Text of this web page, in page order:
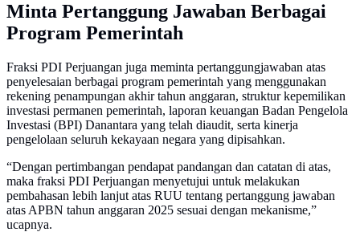
Minta Pertanggung Jawaban Berbagai
Program Pemerintah
Fraksi PDI Perjuangan juga meminta pertanggungjawaban atas
penyelesaian berbagai program pemerintah yang menggunakan
rekening penampungan akhir tahun anggaran, struktur kepemilikan
investasi permanen pemerintah, laporan keuangan Badan Pengelola
Investasi (BPI) Danantara yang telah diaudit, serta kinerja
pengelolaan seluruh kekayaan negara yang dipisahkan.
“Dengan pertimbangan pendapat pandangan dan catatan di atas,
maka fraksi PDI Perjuangan menyetujui untuk melakukan
pembahasan lebih lanjut atas RUU tentang pertanggung jawaban
atas APBN tahun anggaran 2025 sesuai dengan mekanisme,”
ucapnya.